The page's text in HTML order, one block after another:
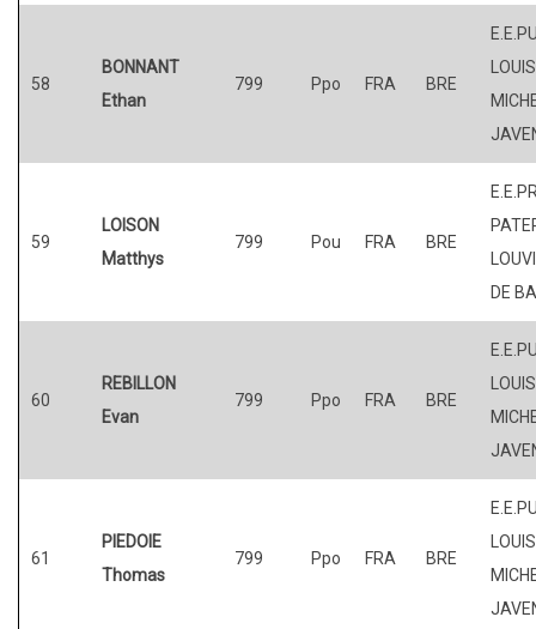
58
BONNANT
Ethan
799 Ppo FRA BRE
59
LOISON
Matthys
799 Pou FRA BRE
DE
60
REBILLON
Evan
799 Ppo FRA BRE
61
PIEDOIE
Thomas
799 Ppo FRA BRE